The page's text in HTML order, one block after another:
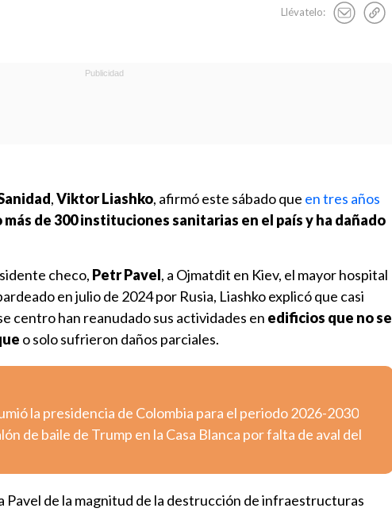
Llévatelo:
,Viktor Liashko, afirmó este sábado que en tres años
de 300 instituciones sanitarias en el país y ha dañado
checo, Petr Pavel, a Ojmatdit en Kiev, el mayor hospital
en julio de 2024 por Rusia, Liashko explicó que casi
centro han reanudado sus actividades en edificios que no se
o solo sufrieron daños parciales.
la presidencia de Colombia para el periodo 2026-2030
de baile de Trump en la Casa Blanca por falta de aval del
Pavel de la magnitud de la destrucción de infraestructuras